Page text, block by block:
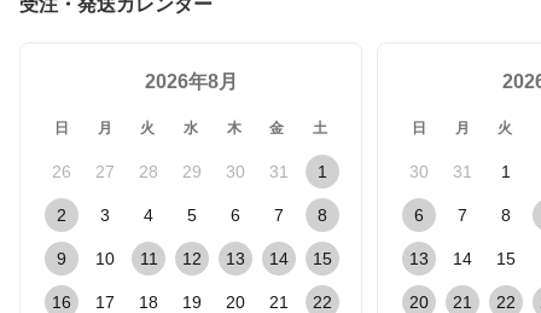
受注・発送カレンダー
2026年8月
日 月 火 水 木 金 土
26 27 28 29 30 31 1
2 3 4 5 6 7 8
9 10 11 12 13 14 15
16 17 18 19 20 21 22
日 月 火
30 31 1
6 7 8
13 14 15
20 21 22